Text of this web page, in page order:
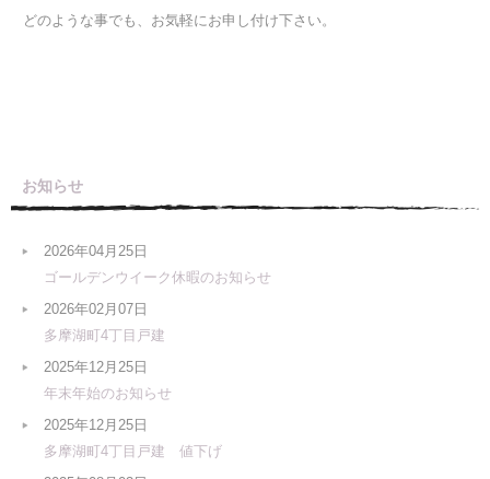
どのような事でも、お気軽にお申し付け下さい。
お知らせ
2026年04月25日
ゴールデンウイーク休暇のお知らせ
2026年02月07日
多摩湖町4丁目戸建
2025年12月25日
年末年始のお知らせ
2025年12月25日
多摩湖町4丁目戸建 値下げ